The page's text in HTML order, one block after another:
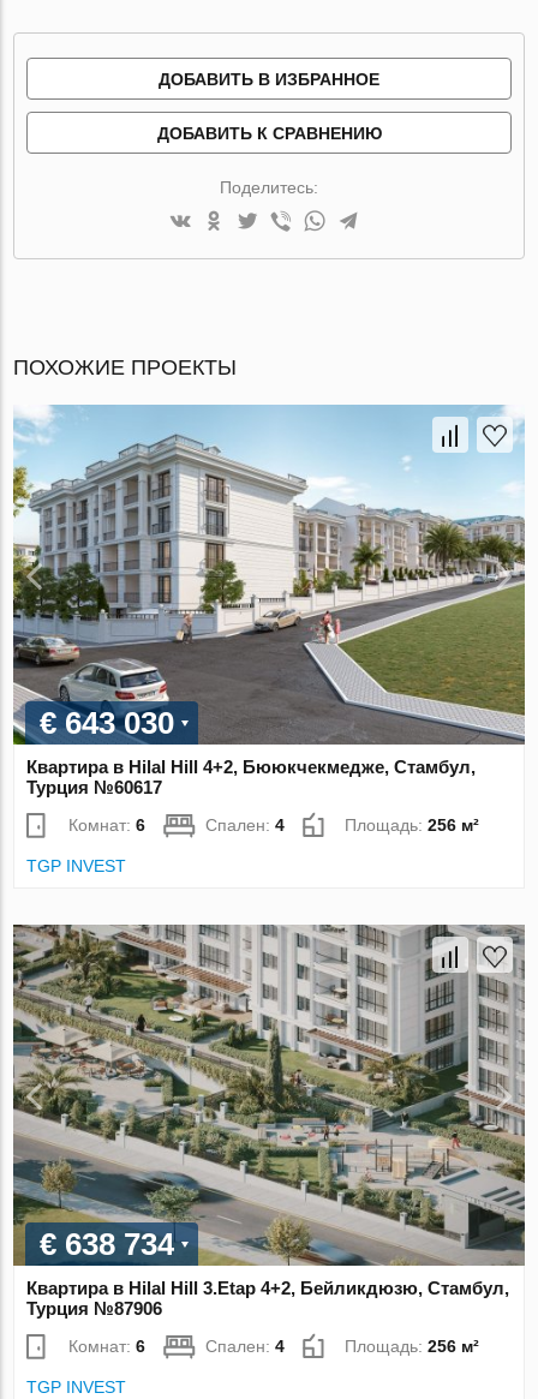
ДОБАВИТЬ В ИЗБРАННОЕ
ДОБАВИТЬ К СРАВНЕНИЮ
Поделитесь:
ПОХОЖИЕ ПРОЕКТЫ
€ 643 030
Квартира в Hilal Hill 4+2, Бююкчекмедже, Стамбул,
Турция №60617
Комнат:6 Спален:4 Площадь:256 м²
TGP INVEST
€ 638 734
Квартира в Hilal Hill 3.Etap 4+2, Бейликдюзю, Стамбул,
Турция №87906
Комнат:6 Спален:4 Площадь:256 м²
TGP INVEST